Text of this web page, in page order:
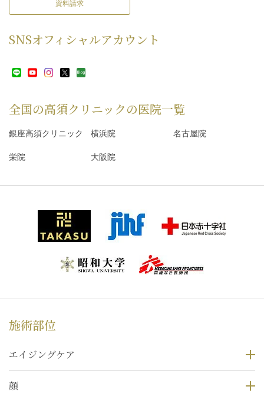
資料請求
SNSオフィシャルアカウント
全国の高須クリニックの医院一覧
銀座高須クリニック 横浜院 名古屋院
栄院 大阪院
施術部位
エイジングケア
顔